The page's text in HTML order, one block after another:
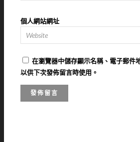
個人網站網址
在瀏覽器中儲存顯示名稱、電子郵件
以供下次發佈留言時使用。